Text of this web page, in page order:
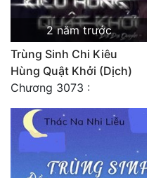
Điền Văn
Đô Thị
Đông Phương
Đông Phương Huyền Huyễn
Đồng Nhân
Cẩu Đạo Trường Sinh
2 năm trước
Trùng Sinh Chi Kiêu
Hùng Quật Khởi (Dịch)
Chương 3073 :